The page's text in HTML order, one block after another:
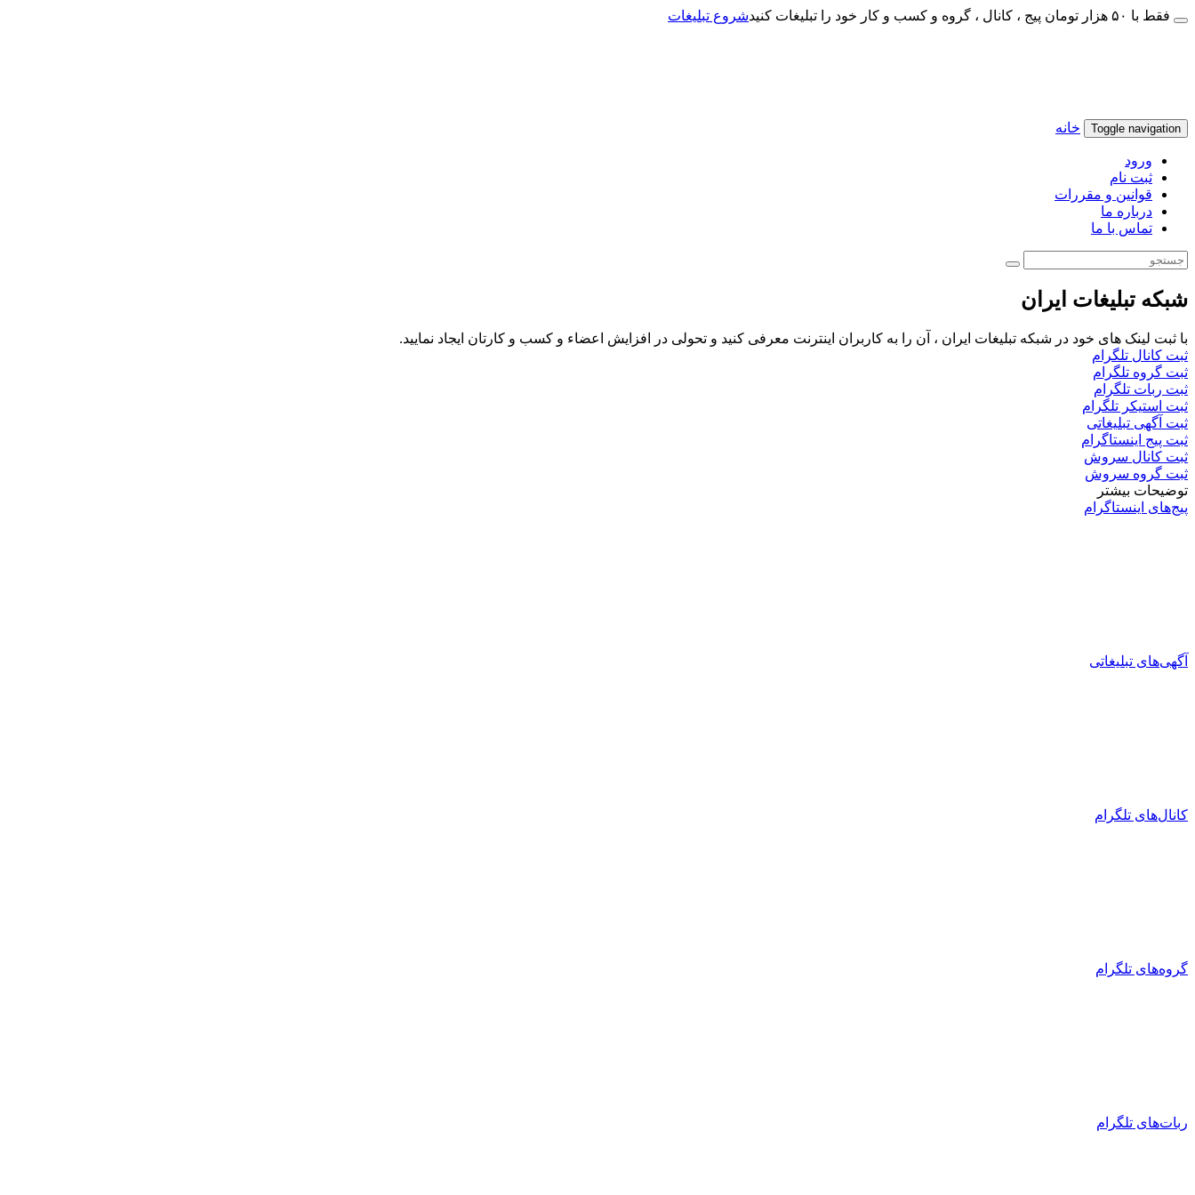
فقط با ۵۰ هزار تومان پیج ، کانال ، گروه و کسب و کار خود را تبلیغات کنید شروع تبلیغات
Toggle navigation خانه
ورود
ثبت نام
قوانین و مقررات
درباره ما
تماس با ما
شبکه تبلیغات ایران
با ثبت لینک های خود در شبکه تبلیغات ایران ، آن را به کاربران اینترنت معرفی کنید و تحولی در افزایش اعضاء و کسب و کارتان ایجاد نمایید.
ثبت کانال تلگرام
ثبت گروه تلگرام
ثبت ربات تلگرام
ثبت استیکر تلگرام
ثبت آگهی تبلیغاتی
ثبت پیج اینستاگرام
ثبت کانال سروش
ثبت گروه سروش
توضیحات بیشتر
پیج‌های اینستاگرام
آگهی‌های تبلیغاتی
کانال‌های تلگرام
گروه‌های تلگرام
ربات‌های تلگرام